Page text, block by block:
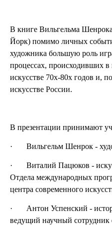
В книге Вильгельма
Йорк) помимо личных
художника большую роль
процессах, происходивших
искусстве 70х-80х годов и,
искусстве России.
В презентации принимают
· Вильгельм Шенрок -
· Виталий Пацюков -
Отдела международных
центра современного
· Антон Успенский -
ведущий научный